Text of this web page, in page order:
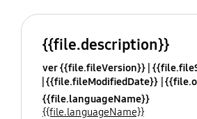
{{file.description}}
ver {{file.fileVersion}}
{{file.fileModifiedDate}}
{{file.languageName}}
{{file.languageName}}